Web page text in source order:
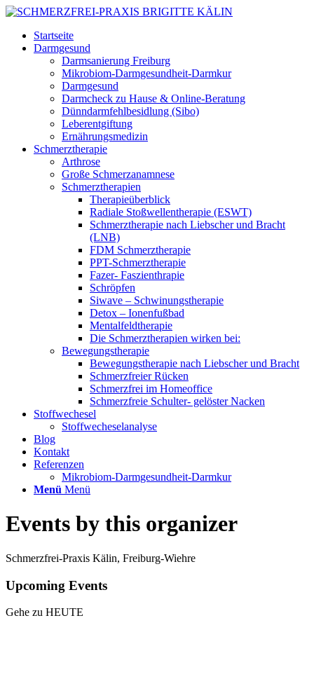
Startseite
Darmgesund
Darmsanierung Freiburg
Mikrobiom-Darmgesundheit-Darmkur
Darmgesund
Darmcheck zu Hause & Online-Beratung
Dünndarmfehlbesidlung (Sibo)
Leberentgiftung
Ernährungsmedizin
Schmerztherapie
Arthrose
Große Schmerzanamnese
Schmerztherapien
Therapieüberblick
Radiale Stoßwellentherapie (ESWT)
Schmerztherapie nach Liebscher und Bracht
(LNB)
FDM Schmerztherapie
PPT-Schmerztherapie
Fazer- Faszienthrapie
Schröpfen
Siwave – Schwinungstherapie
Detox – Ionenfußbad
Mentalfeldtherapie
Die Schmerztherapien wirken bei:
Bewegungstherapie
Bewegungstherapie nach Liebscher und Bracht
Schmerzfreier Rücken
Schmerzfrei im Homeoffice
Schmerzfreie Schulter- gelöster Nacken
Stoffwechesel
Stoffwecheselanalyse
Blog
Kontakt
Referenzen
Mikrobiom-Darmgesundheit-Darmkur
Menü Menü
Events by this organizer
Schmerzfrei-Praxis Kälin, Freiburg-Wiehre
Upcoming Events
Gehe zu HEUTE